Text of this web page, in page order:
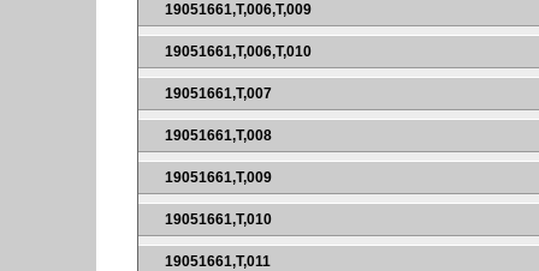
19051661,T,006,T,009
19051661,T,006,T,010
19051661,T,007
19051661,T,008
19051661,T,009
19051661,T,010
19051661,T,011